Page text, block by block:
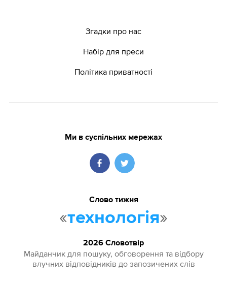
Згадки про нас
Набір для преси
Політика приватності
Ми в суспільних мережах
Слово тижня
«технологія»
2026 Словотвір
Майданчик для пошуку, обговорення та відбору
влучних відповідників до запозичених слів